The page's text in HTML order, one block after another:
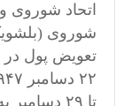
اتحاد شوروی
تا ۲۹